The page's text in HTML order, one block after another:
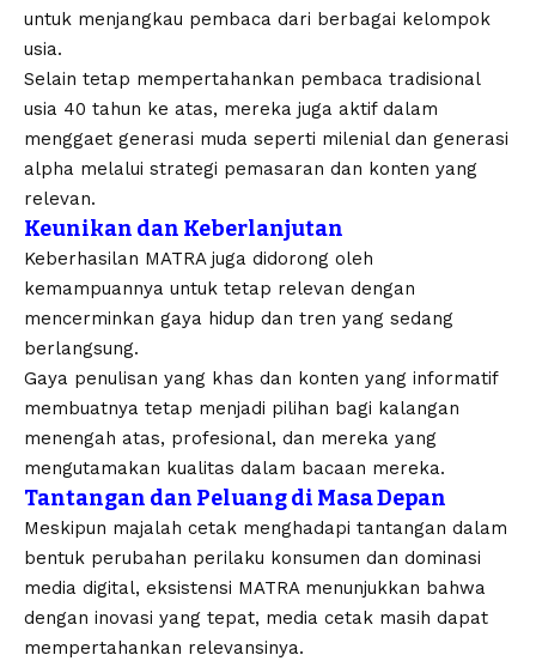
untuk menjangkau pembaca dari berbagai kelompok
usia.
Selain tetap mempertahankan pembaca tradisional
usia 40 tahun ke atas, mereka juga aktif dalam
menggaet generasi muda seperti milenial dan generasi
alpha melalui strategi pemasaran dan konten yang
relevan.
Keunikan dan Keberlanjutan
Keberhasilan MATRA juga didorong oleh
kemampuannya untuk tetap relevan dengan
mencerminkan gaya hidup dan tren yang sedang
berlangsung.
Gaya penulisan yang khas dan konten yang informatif
membuatnya tetap menjadi pilihan bagi kalangan
menengah atas, profesional, dan mereka yang
mengutamakan kualitas dalam bacaan mereka.
Tantangan dan Peluang di Masa Depan
Meskipun majalah cetak menghadapi tantangan dalam
bentuk perubahan perilaku konsumen dan dominasi
media digital, eksistensi MATRA menunjukkan bahwa
dengan inovasi yang tepat, media cetak masih dapat
mempertahankan relevansinya.